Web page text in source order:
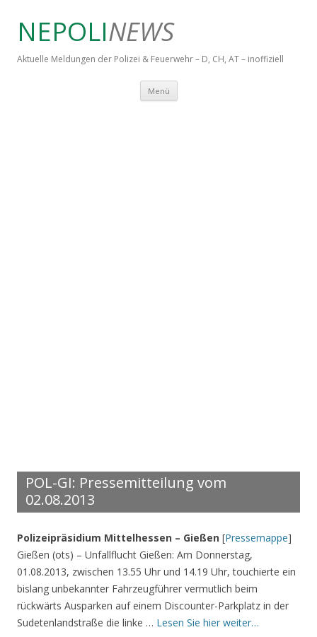
NEPOLINEWS
Aktuelle Meldungen der Polizei & Feuerwehr – D, CH, AT – inoffiziell
Menü Springe zum Inhalt
POL-GI: Pressemitteilung vom
02.08.2013
Polizeipräsidium Mittelhessen – Gießen [Pressemappe]
Gießen (ots) – Unfallflucht Gießen: Am Donnerstag,
01.08.2013, zwischen 13.55 Uhr und 14.19 Uhr, touchierte ein
bislang unbekannter Fahrzeugführer vermutlich beim
rückwärts Ausparken auf einem Discounter-Parkplatz in der
Sudetenlandstraße die linke … Lesen Sie hier weiter…